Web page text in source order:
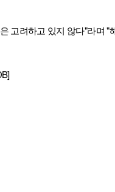
고려하고 있지 않다"라며 "